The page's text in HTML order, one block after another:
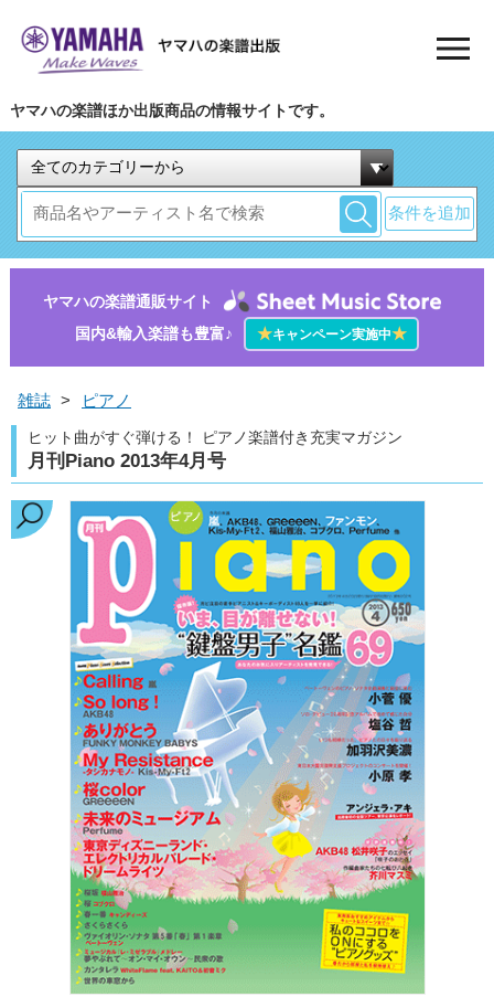
ヤマハの楽譜ほか出版商品の情報サイトです。
条件を追加
ヤマハの楽譜通販サイト
国内&輸入楽譜も豊富♪
★キャンペーン実施中★
雑誌 > ピアノ
ヒット曲がすぐ弾ける！ ピアノ楽譜付き充実マガジン
月刊Piano 2013年4月号